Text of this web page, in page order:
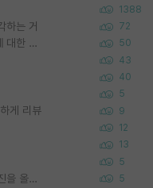
1388
하는 거 72
포스텍 억까에 대해 (동문의 학문적 아웃풋에 대한 반박) 50
43
40
5
게 리뷰 9
12
13
5
정보보안 연구하는 입장에선 식별가능한 사진을 올리는건 비추이긴함 5